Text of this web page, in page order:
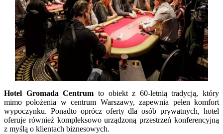
Hotel Gromada Centrum to obiekt z 60-letnią tradycją, który
mimo położenia w centrum Warszawy, zapewnia pełen komfort
wypoczynku. Ponadto oprócz oferty dla osób prywatnych, hotel
oferuje również kompleksowo urządzoną przestrzeń konferencyjną
z myślą o klientach biznesowych.